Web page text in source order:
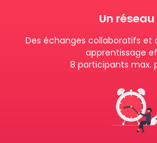
Un réseau
Des échanges collaboratifs et
apprentissage
8 participants max.